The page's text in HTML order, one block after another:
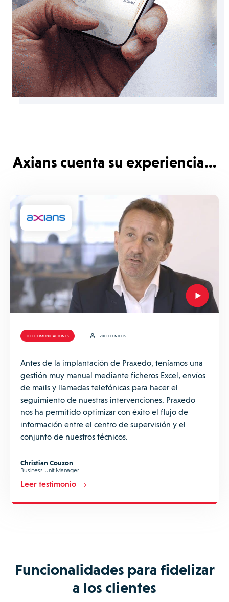
Axians cuenta su experiencia…
TELECOMUNICACIONES 200 TÉCNICOS
Antes de la implantación de Praxedo, teníamos una
gestión muy manual mediante ficheros Excel, envíos
de mails y llamadas telefónicas para hacer el
seguimiento de nuestras intervenciones. Praxedo
nos ha permitido optimizar con éxito el flujo de
información entre el centro de supervisión y el
conjunto de nuestros técnicos.
Christian Couzon
Business Unit Manager
Leer testimonio
Funcionalidades para fidelizar
a los clientes